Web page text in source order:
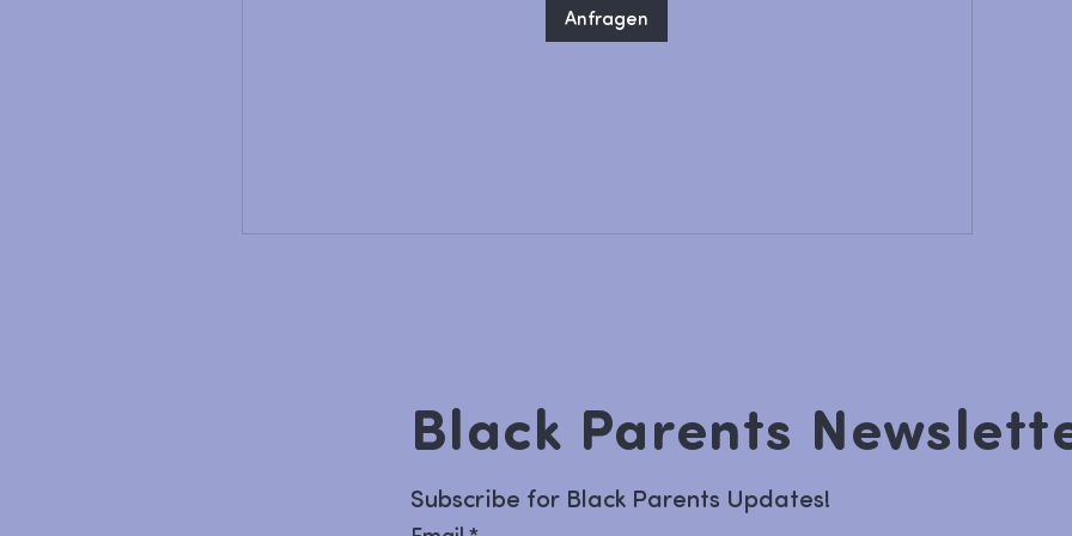
Anfragen
Black Parents
Subscribe for Black Parents Updates!